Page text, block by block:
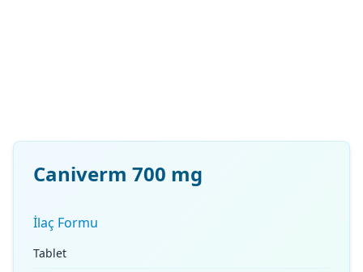
Caniverm 700 mg
İlaç Formu
Tablet